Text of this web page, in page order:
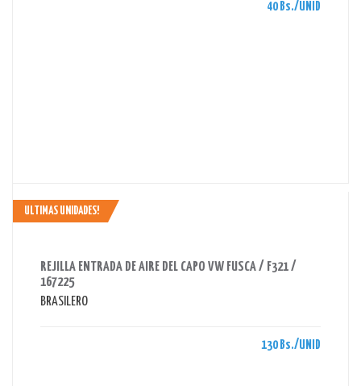
40 Bs./UNID
ULTIMAS UNIDADES!
REJILLA ENTRADA DE AIRE DEL CAPO VW FUSCA / F321 /
167225
BRASILERO
130 Bs./UNID